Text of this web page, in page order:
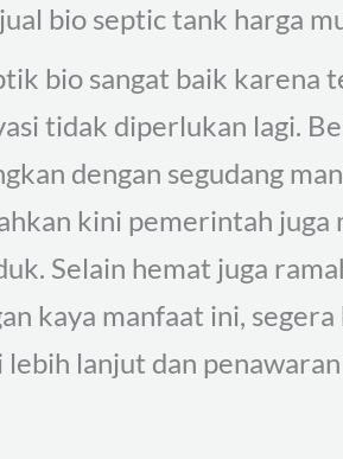
bio septic tank harga
bio sangat baik
tidak diperlukan lagi.
dengan segudang
kini pemerintah
Selain hemat juga
kaya manfaat ini,
lanjut dan